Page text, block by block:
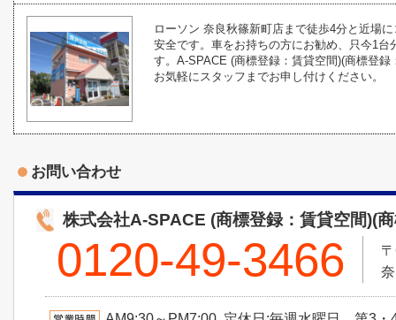
ローソン 奈良秋篠新町店まで徒歩4分と近場
安全です。車をお持ちの方にお勧め、只今1
す。A-SPACE (商標登録：賃貸空間)(商標登
お気軽にスタッフまでお申し付けください。
お問い合わせ
株式会社A-SPACE (商標登録：賃貸空間)(
0120-49-3466